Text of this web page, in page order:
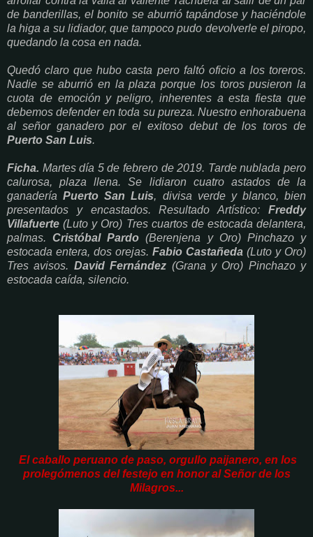
de banderillas, el bonito se aburrió tapándose y haciéndole
la higa a su lidiador, que tampoco pudo devolverle el piropo,
quedando la cosa en nada.
Quedó claro que hubo casta pero faltó oficio a los toreros.
Nadie se aburrió en la plaza porque los toros pusieron la
cuota de emoción y peligro, inherentes a esta fiesta que
debemos defender en toda su pureza. Nuestro enhorabuena
al señor ganadero por el exitoso debut de los toros de
Puerto San Luis.
Ficha. Martes día 5 de febrero de 2019. Tarde nublada pero
calurosa, plaza llena. Se lidiaron cuatro astados de la
ganaderíaPuerto San Luis, divisa verde y blanco, bien
presentados y encastados. Resultado Artístico: Freddy
Villafuerte (Luto y Oro) Tres cuartos de estocada delantera,
palmas.Cristóbal Pardo (Berenjena y Oro) Pinchazo y
estocada entera, dos orejas. Fabio Castañeda (Luto y Oro)
Tres avisos. David Fernández (Grana y Oro) Pinchazo y
estocada caída, silencio.
El caballo peruano de paso, orgullo paijanero, en los
prolegómenos del festejo en honor al Señor de los
Milagros...